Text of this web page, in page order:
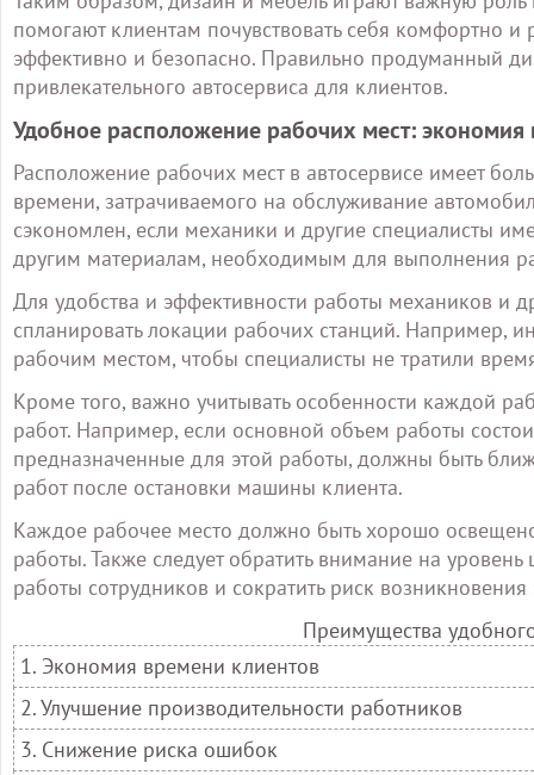
помогают клиентам почувствовать себя комфортно и
эффективно и безопасно. Правильно продуманный
привлекательного автосервиса для клиентов.
Удобное расположение рабочих мест: экономия
Расположение рабочих мест в автосервисе имеет
времени, затрачиваемого на обслуживание
сэкономлен, если механики и другие специалисты
другим материалам, необходимым для выполнения
Для удобства и эффективности работы механиков и
спланировать локации рабочих станций. Например,
рабочим местом, чтобы специалисты не тратили
Кроме того, важно учитывать особенности каждой
работ. Например, если основной объем работы
предназначенные для этой работы, должны быть
работ после остановки машины клиента.
Каждое рабочее место должно быть хорошо
работы. Также следует обратить внимание на
работы сотрудников и сократить риск
Преимущества
1. Экономия времени клиентов
2. Улучшение производительности работников
3. Снижение риска ошибок